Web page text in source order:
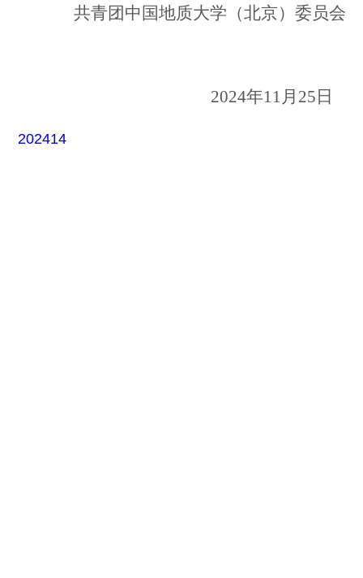
共青团中国地质大学（北京）委员会
2024年11月25日
202414